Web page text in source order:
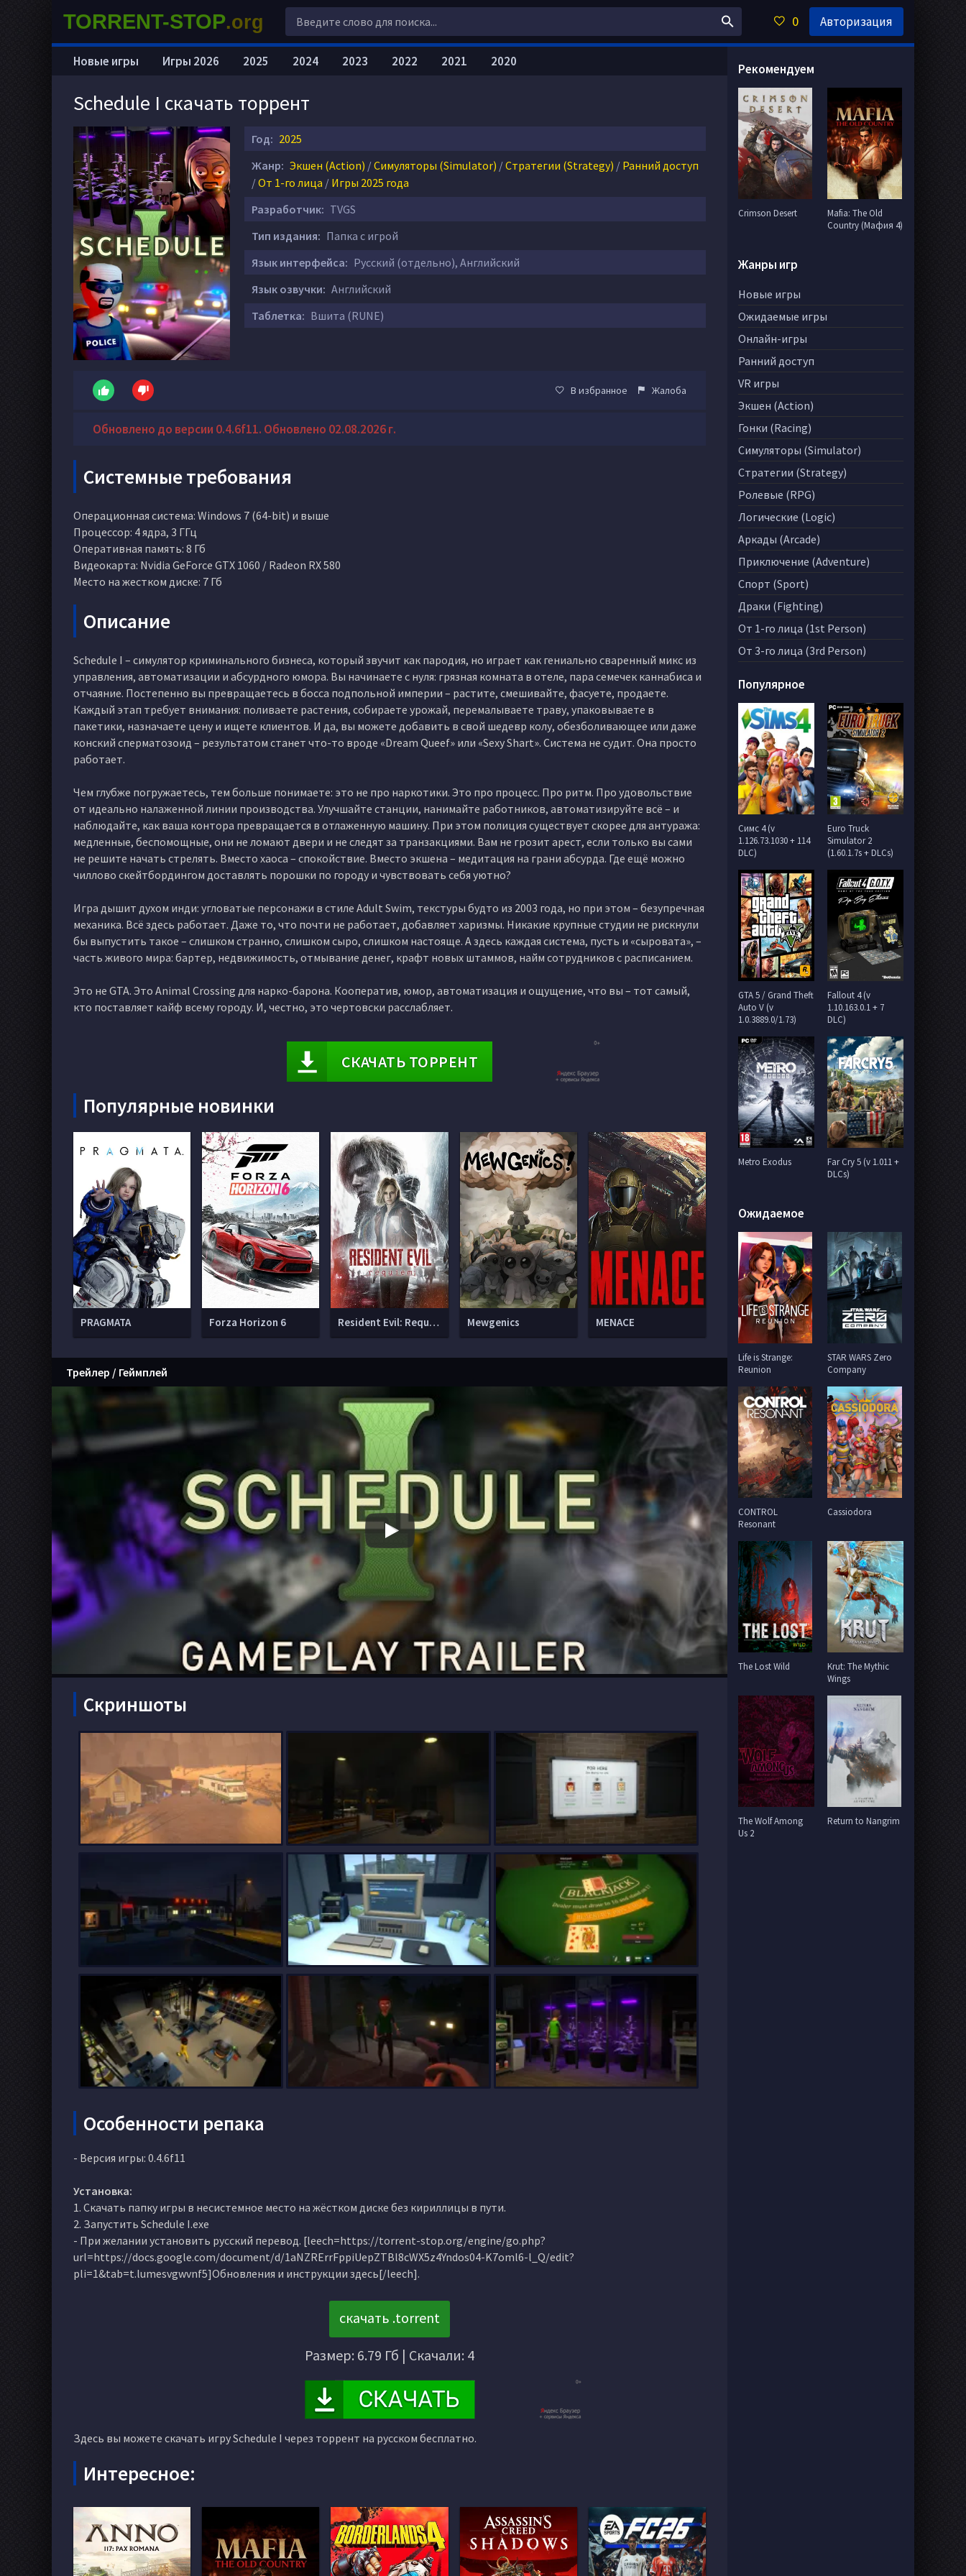
Schedule I скачать торрент
Год: 2025
Жанр: Экшен (Action) /Симуляторы (Simulator) /Стратегии (Strategy) / Ранний доступ
/От 1-го лица / Игры 2025 года
Разработчик: TVGS
Тип издания: Папка с игрой
Язык интерфейса: Русский (отдельно), Английский
Язык озвучки: Английский
Таблетка: Вшита (RUNE)
В избранное Жалоба
Обновлено до версии 0.4.6f11. Обновлено 02.08.2026 г.
Системные требования
Операционная система: Windows 7 (64-bit) и выше
Процессор: 4 ядра, 3 ГГц
Оперативная память: 8 Гб
Видеокарта: Nvidia GeForce GTX 1060 / Radeon RX 580
Место на жестком диске: 7 Гб
Описание
Schedule I – симулятор криминального бизнеса, который звучит как пародия, но играет как гениально сваренный микс из
управления, автоматизации и абсурдного юмора. Вы начинаете с нуля: грязная комната в отеле, пара семечек каннабиса и
отчаяние. Постепенно вы превращаетесь в босса подпольной империи – растите, смешивайте, фасуете, продаете.
Каждый этап требует внимания: поливаете растения, собираете урожай, перемалываете траву, упаковываете в
пакетики, назначаете цену и ищете клиентов. И да, вы можете добавить в свой шедевр колу, обезболивающее или даже
конский сперматозоид – результатом станет что-то вроде «Dream Queef» или «Sexy Shart». Система не судит. Она просто
работает.
Чем глубже погружаетесь, тем больше понимаете: это не про наркотики. Это про процесс. Про ритм. Про удовольствие
от идеально налаженной линии производства. Улучшайте станции, нанимайте работников, автоматизируйте всё – и
наблюдайте, как ваша контора превращается в отлаженную машину. При этом полиция существует скорее для антуража:
медленные, беспомощные, они не ломают двери и не следят за транзакциями. Вам не грозит арест, если только вы сами
не решите начать стрелять. Вместо хаоса – спокойствие. Вместо экшена – медитация на грани абсурда. Где ещё можно
чиллово скейтбордингом доставлять порошки по городу и чувствовать себя уютно?
Игра дышит духом инди: угловатые персонажи в стиле Adult Swim, текстуры будто из 2003 года, но при этом – безупречная
механика. Всё здесь работает. Даже то, что почти не работает, добавляет харизмы. Никакие крупные студии не рискнули
бы выпустить такое – слишком странно, слишком сыро, слишком настояще. А здесь каждая система, пусть и «сыровата», –
часть живого мира: бартер, недвижимость, отмывание денег, крафт новых штаммов, найм сотрудников с расписанием.
Это не GTA. Это Animal Crossing для нарко-барона. Кооператив, юмор, автоматизация и ощущение, что вы – тот самый,
кто поставляет кайф всему городу. И, честно, это чертовски расслабляет.
СКАЧАТЬ ТОРРЕНТ
Популярные новинки
PRAGMATA Forza Horizon 6 Resident Evil: Requiem Mewgenics MENACE
Трейлер / Геймплей
Скриншоты
Особенности репака
- Версия игры: 0.4.6f11
Установка:
1. Скачать папку игры в несистемное место на жёстком диске без кириллицы в пути.
2. Запустить Schedule I.exe
- При желании установить русский перевод. [leech=https://torrent-stop.org/engine/go.php?
url=https://docs.google.com/document/d/1aNZRErrFppiUepZTBl8cWX5z4Yndos04-K7oml6-l_Q/edit?
pli=1&tab=t.lumesvgwvnf5]Обновления и инструкции здесь[/leech].
скачать .torrent
Размер: 6.79 Гб | Скачали: 4
Здесь вы можете скачать игру Schedule I через торрент на русском бесплатно.
Интересное:
Новые игры Игры 2026 2025 2024 2023 2022 2021 2020 Рекомендуем
Crimson Desert
Mafia: The Old
Country (Мафия 4)
Жанры игр
Новые игры
Ожидаемые игры
Онлайн-игры
Ранний доступ
VR игры
Экшен (Action)
Гонки (Racing)
Симуляторы (Simulator)
Стратегии (Strategy)
Ролевые (RPG)
Логические (Logic)
Аркады (Arcade)
Приключение (Adventure)
Спорт (Sport)
Драки (Fighting)
От 1-го лица (1st Person)
От 3-го лица (3rd Person)
Популярное
Симс 4 (v
1.126.73.1030 + 114
DLC)
Euro Truck
Simulator 2
(1.60.1.7s + DLCs)
GTA 5 / Grand Theft
Auto V (v
1.0.3889.0/1.73)
Fallout 4 (v
1.10.163.0.1 + 7
DLC)
Metro Exodus
Far Cry 5 (v 1.011 +
DLCs)
Ожидаемое
Life is Strange:
Reunion
STAR WARS Zero
Company
CONTROL
Resonant
Cassiodora
The Lost Wild
Krut: The Mythic
Wings
The Wolf Among
Us 2
Return to Nangrim
TORRENT-STOP.org 0 Авторизация